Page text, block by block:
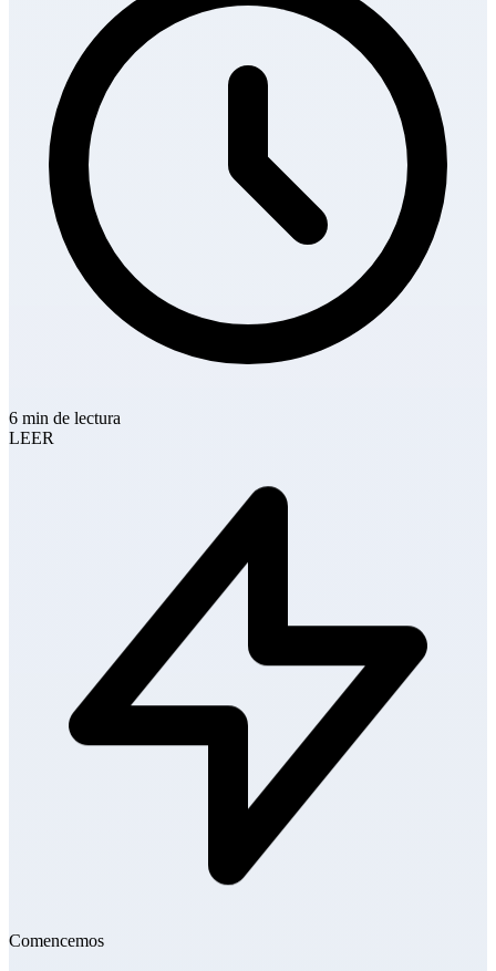
6 min de lectura
LEER
Comencemos